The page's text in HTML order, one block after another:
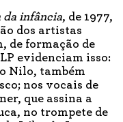
da infância, de 1977,
dos artistas
de formação de
evidenciam isso:
Nilo, também
nos vocais de
que assina a
no trompete de